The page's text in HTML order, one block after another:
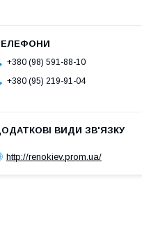
+380 (98) 591-88-10
+380 (95) 219-91-04
http://renokiev.prom.ua/